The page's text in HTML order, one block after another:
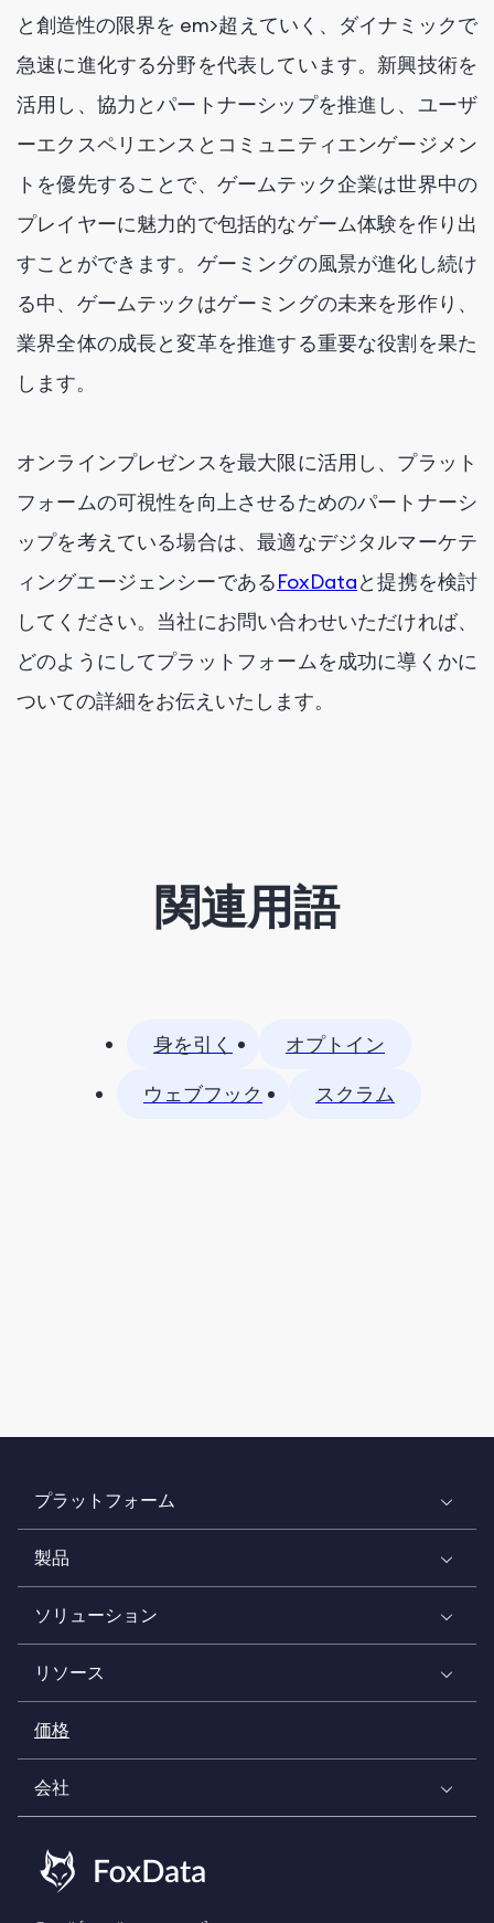
と創造性の限界を em>超えていく、ダイナミックで
急速に進化する分野を代表しています。新興技術を
活用し、協力とパートナーシップを推進し、ユーザ
ーエクスペリエンスとコミュニティエンゲージメン
トを優先することで、ゲームテック企業は世界中の
プレイヤーに魅力的で包括的なゲーム体験を作り出
すことができます。ゲーミングの風景が進化し続け
る中、ゲームテックはゲーミングの未来を形作り、
業界全体の成長と変革を推進する重要な役割を果た
します。
オンラインプレゼンスを最大限に活用し、プラット
フォームの可視性を向上させるためのパートナーシ
ップを考えている場合は、最適なデジタルマーケテ
ィングエージェンシーであるFoxDataと提携を検討
してください。当社にお問い合わせいただければ、
どのようにしてプラットフォームを成功に導くかに
ついての詳細をお伝えいたします。
関連用語
身を引く
オプトイン
ウェブフック
スクラム
プラットフォーム
製品
ソリューション
リソース
価格
会社